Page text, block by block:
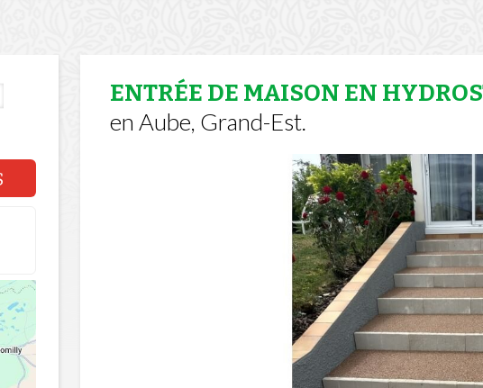
ENTRÉE DE MAISON EN
en Aube, Grand-Est.